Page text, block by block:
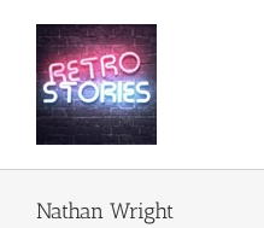
zawartości
Nathan Wright